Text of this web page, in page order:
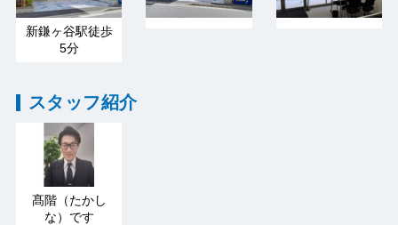
新鎌ヶ谷駅徒歩
5分
スタッフ紹介
髙階（たかし
な）です